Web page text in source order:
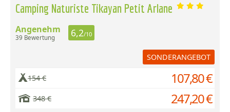
Camping Naturiste Tikayan Petit Arlane
Angenehm
39 Bewertung 6,2/10
SONDERANGEBOT
154 € 107,80 €
348 € 247,20 €